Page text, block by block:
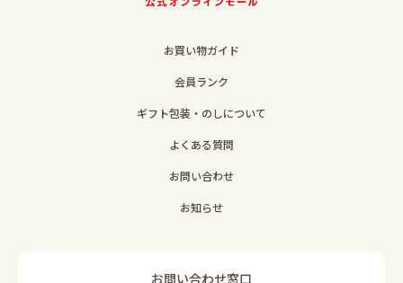
お買い物ガイド
会員ランク
ギフト包装・のしについて
よくある質問
お問い合わせ
お知らせ
お問い合わせ窓口